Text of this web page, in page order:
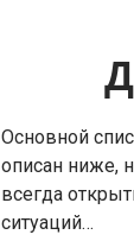
Основной
описан ниже,
всегда
ситуаций…